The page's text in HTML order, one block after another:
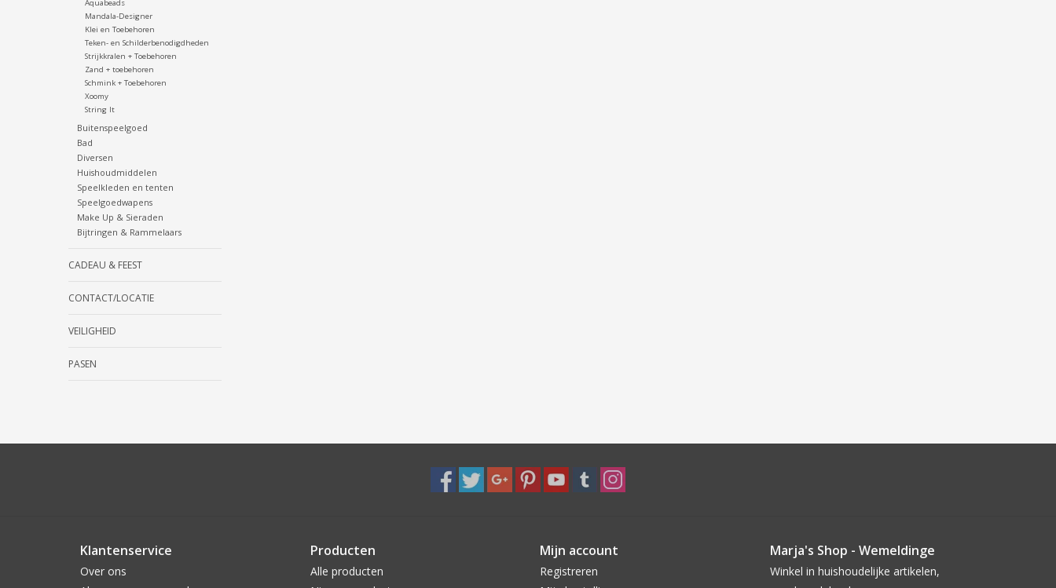
Aquabeads
Mandala-Designer
Klei en Toebehoren
Teken- en Schilderbenodigdheden
Strijkkralen + Toebehoren
Zand + toebehoren
Schmink + Toebehoren
Xoomy
String It
Buitenspeelgoed
Bad
Diversen
Huishoudmiddelen
Speelkleden en tenten
Speelgoedwapens
Make Up & Sieraden
Bijtringen & Rammelaars
CADEAU & FEEST
CONTACT/LOCATIE
VEILIGHEID
PASEN
Klantenservice
Over ons
Producten
Alle producten
Mijn account
Registreren
Marja's Shop - Wemeldinge
Winkel in huishoudelijke artikelen,